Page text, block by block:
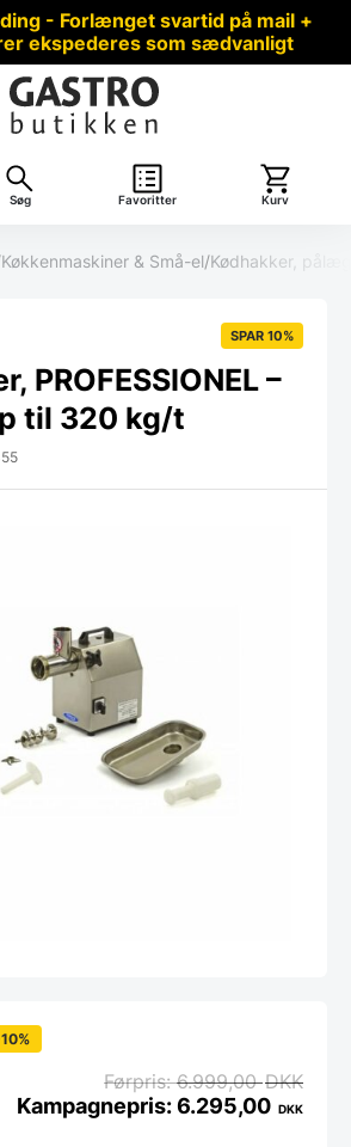
- Forlænget svartid på mail +
ekspederes som sædvanligt
Søg Favoritter Kurv
Køkkenmaskiner & Små-el/Kødhakker,
SPAR 10%
PROFESSIONEL –
til 320 kg/t
6.999,00DKK
6.295,00 DKK